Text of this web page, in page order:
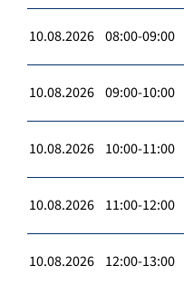
10.08.2026 08:00-09:00
10.08.2026 09:00-10:00
10.08.2026 10:00-11:00
10.08.2026 11:00-12:00
10.08.2026 12:00-13:00